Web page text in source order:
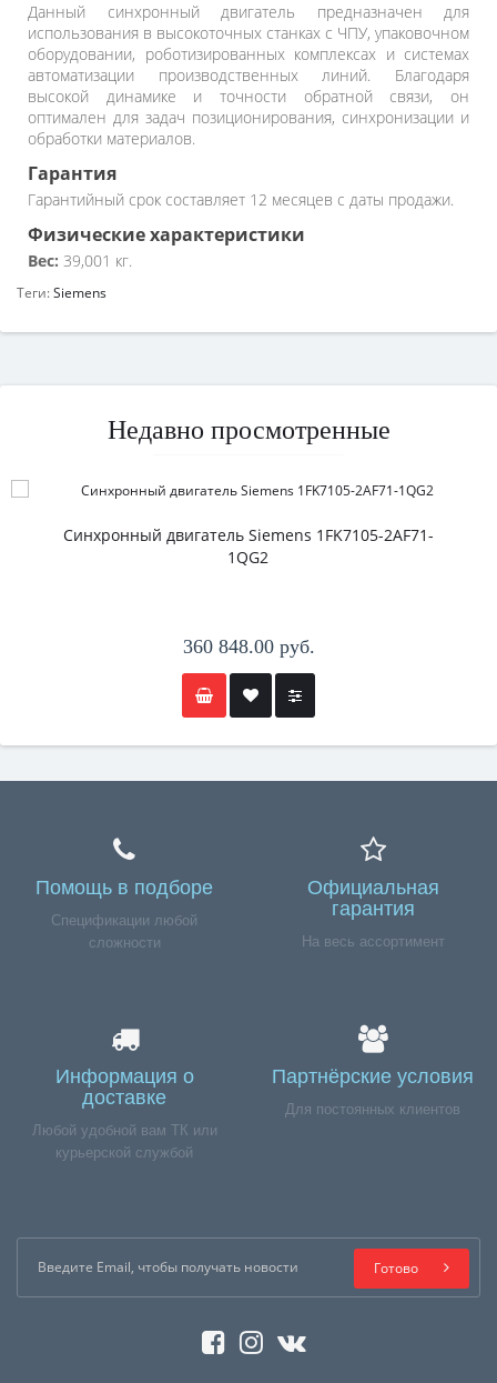
Данный синхронный двигатель предназначен для
использования в высокоточных станках с ЧПУ, упаковочном
оборудовании, роботизированных комплексах и системах
автоматизации производственных линий. Благодаря
высокой динамике и точности обратной связи, он
оптимален для задач позиционирования, синхронизации и
обработки материалов.
Гарантия
Гарантийный срок составляет 12 месяцев с даты продажи.
Физические характеристики
Вес: 39,001 кг.
Теги:Siemens
Недавно просмотренные
Синхронный двигатель Siemens 1FK7105-2AF71-
1QG2
360 848.00 руб.
Помощь в подборе
Спецификации любой
сложности
Официальная
гарантия
На весь ассортимент
Информация о
доставке
Любой удобной вам ТК или
курьерской службой
Партнёрские условия
Для постоянных клиентов
Готово